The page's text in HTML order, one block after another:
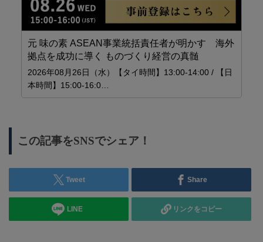
元 味の素 ASEAN事業統括責任者が明かす 海外
拠点を成功に導く ものづくり経営の真髄
2026年08月26日（水）【タイ時間】13:00-14:00 / 【日
本時間】15:00-16:0…
この記事をSNSでシェア！
Tweet Share
LINE リンクをコピー